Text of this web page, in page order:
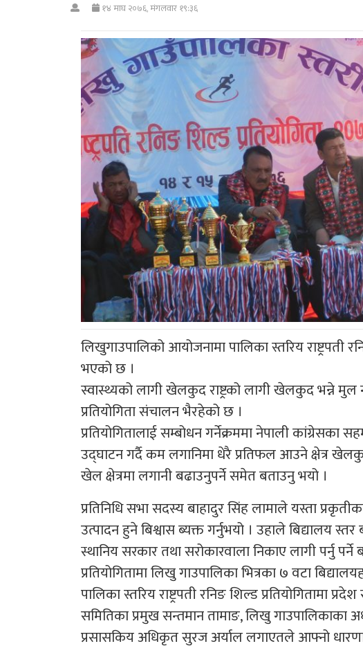
१४ माघ २०७६, मंगलवार १९:३६
लिखुगाउपालिको आयोजनामा पालिका स्तरिय राष्ट्रपती
भएको छ ।
स्वास्थ्यको लागी खेलकुद राष्ट्रको लागी खेलकुद भन्ने मुल
प्रतियोगिता संचालन भैरहेको छ ।
प्रतियोगितालाई सम्बोधन गर्नेक्रममा नेपाली कांग्रेसका
उद्घाटन गर्दै कम लगानिमा धेरै प्रतिफल आउने क्षेत्र
खेल क्षेत्रमा लगानी बढाउनुपर्ने समेत बताउनु भयो ।
प्रतिनिधि सभा सदस्य बाहादुर सिंह लामाले यस्ता
उत्पादन हुने बिश्वास ब्यक्त गर्नुभयो । उहाले बिद्यालय
स्थानिय सरकार तथा सरोकारवाला निकाए लागी पर्नु पर्ने
प्रतियोगितामा लिखु गाउपालिका भित्रका ७ वटा
पालिका स्तरिय राष्ट्रपती रनिङ शिल्ड प्रतियोगितामा
समितिका प्रमुख सन्तमान तामाङ, लिखु गाउपालिकाका
प्रसासकिय अधिकृत सुरज अर्याल लगाएतले आफ्नो धारणा